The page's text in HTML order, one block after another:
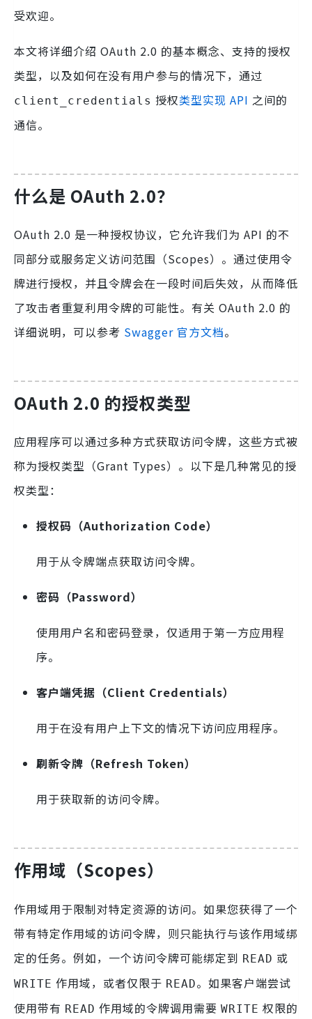
受欢迎。
本文将详细介绍 OAuth 2.0 的基本概念、支持的授权
类型，以及如何在没有用户参与的情况下，通过
client_credentials 授权类型实现 API 之间的
通信。
什么是 OAuth 2.0？
OAuth 2.0 是一种授权协议，它允许我们为 API 的不
同部分或服务定义访问范围（Scopes）。通过使用令
牌进行授权，并且令牌会在一段时间后失效，从而降低
了攻击者重复利用令牌的可能性。有关 OAuth 2.0 的
详细说明，可以参考 Swagger 官方文档。
OAuth 2.0 的授权类型
应用程序可以通过多种方式获取访问令牌，这些方式被
称为授权类型（Grant Types）。以下是几种常见的授
权类型：
授权码（Authorization Code）
用于从令牌端点获取访问令牌。
密码（Password）
使用用户名和密码登录，仅适用于第一方应用程
序。
客户端凭据（Client Credentials）
用于在没有用户上下文的情况下访问应用程序。
刷新令牌（Refresh Token）
用于获取新的访问令牌。
作用域（Scopes）
作用域用于限制对特定资源的访问。如果您获得了一个
带有特定作用域的访问令牌，则只能执行与该作用域绑
定的任务。例如，一个访问令牌可能绑定到 READ 或
WRITE 作用域，或者仅限于 READ。如果客户端尝试
使用带有 READ 作用域的令牌调用需要 WRITE 权限的